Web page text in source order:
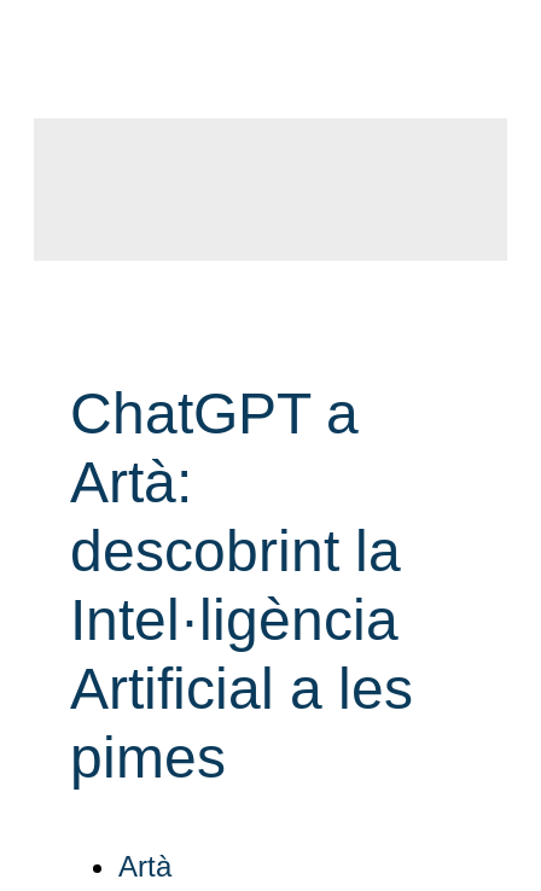
ChatGPT a
Artà:
descobrint la
Intel·ligència
Artificial a les
pimes
Artà